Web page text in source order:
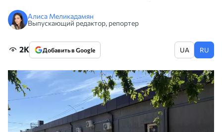
Алиса Меликадамян
Выпускающий редактор, репортер
2K Добавить в Google UA RU